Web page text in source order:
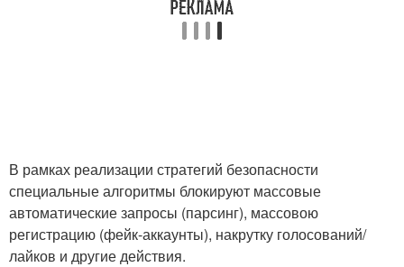
В рамках реализации стратегий безопасности
специальные алгоритмы блокируют массовые
автоматические запросы (парсинг), массовою
регистрацию (фейк-аккаунты), накрутку голосований/
лайков и другие действия.